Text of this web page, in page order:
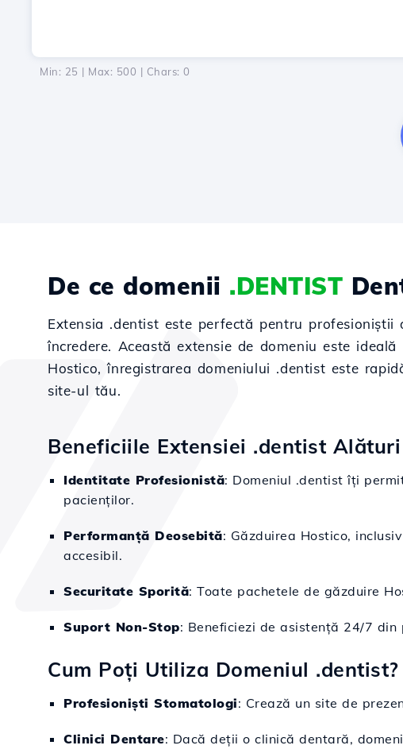
Min: 25 | Max: 500 | Chars: 0
De ce domenii .DENTIST
Extensia .dentist este perfectă pentru
încredere. Această extensie de domeniu este
Hostico, înregistrarea domeniului .dentist este
site-ul tău.
Beneficiile Extensiei .dentist
Identitate Profesionistă: Domeniul .dentist îți
pacienților.
Performanță Deosebită: Găzduirea Hostico,
accesibil.
Securitate Sporită: Toate pachetele de găzduire
Suport Non-Stop: Beneficiezi de asistență 24/7
Cum Poți Utiliza Domeniul .dentist?
Profesioniști Stomatologi: Crează un site de
Clinici Dentare: Dacă deții o clinică dentară,